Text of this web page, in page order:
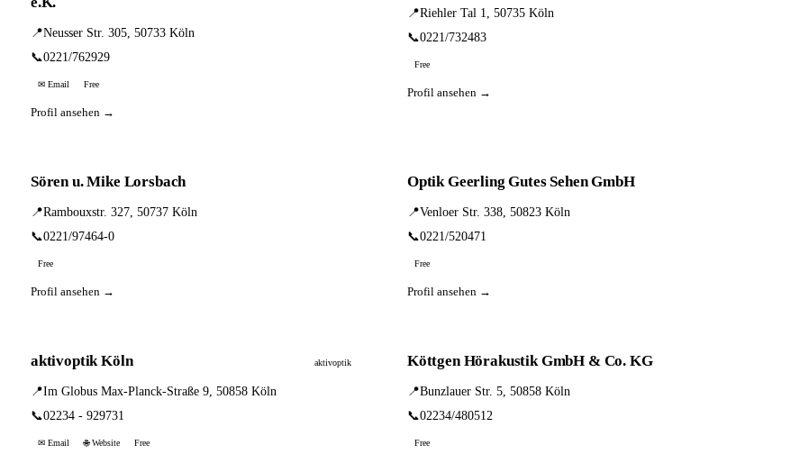
📍Neusser Str. 305, 50733 Köln
📞0221/762929
✉ Email Free
Profil ansehen →
📍Riehler Tal 1, 50735 Köln
📞0221/732483
Free
Profil ansehen →
Sören u. Mike Lorsbach
📍Rambouxstr. 327, 50737 Köln
📞0221/97464-0
Free
Profil ansehen →
Optik Geerling Gutes Sehen GmbH
📍Venloer Str. 338, 50823 Köln
📞0221/520471
Free
Profil ansehen →
aktivoptik Köln aktivoptik
📍Im Globus Max-Planck-Straße 9, 50858 Köln
📞02234 - 929731
✉ Email 🌐 Website Free
Köttgen Hörakustik GmbH & Co. KG
📍Bunzlauer Str. 5, 50858 Köln
📞02234/480512
Free